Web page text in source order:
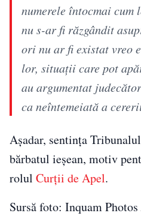
numerele întocmai cum
nu s-ar fi răzgândit
ori nu ar fi existat vreo
lor, situaţii care pot
au argumentat
ca neîntemeiată a
Așadar, sentința
bărbatul ieșean, motiv
rolul Curții de Apel.
Sursă foto: Inquam